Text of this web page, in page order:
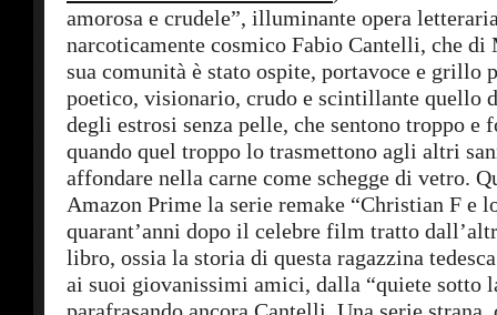
amorosa e crudele”, illuminante opera
narcoticamente cosmico Fabio Cantelli, che
sua comunità è stato ospite, portavoce e grillo
poetico, visionario, crudo e scintillante quello
degli estrosi senza pelle, che sentono troppo e
quando quel troppo lo trasmettono agli altri
affondare nella carne come schegge di vetro.
Amazon Prime la serie remake “Christian F e
quarant’anni dopo il celebre film tratto
libro, ossia la storia di questa ragazzina
ai suoi giovanissimi amici, dalla “quiete sotto